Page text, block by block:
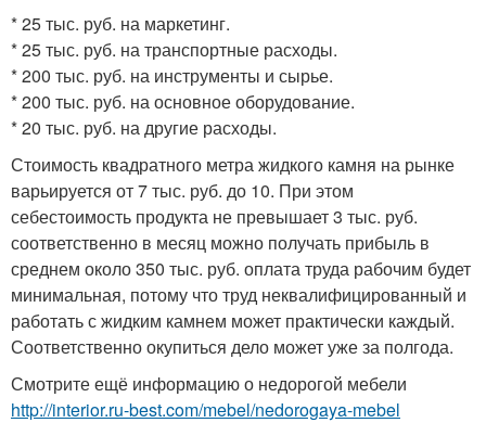
* 25 тыс. руб. на маркетинг.
* 25 тыс. руб. на транспортные расходы.
* 200 тыс. руб. на инструменты и сырье.
* 200 тыс. руб. на основное оборудование.
* 20 тыс. руб. на другие расходы.
Стоимость квадратного метра жидкого камня на рынке
варьируется от 7 тыс. руб. до 10. При этом
себестоимость продукта не превышает 3 тыс. руб.
соответственно в месяц можно получать прибыль в
среднем около 350 тыс. руб. оплата труда рабочим будет
минимальная, потому что труд неквалифицированный и
работать с жидким камнем может практически каждый.
Соответственно окупиться дело может уже за полгода.
Смотрите ещё информацию о недорогой мебели
http://interior.ru-best.com/mebel/nedorogaya-mebel